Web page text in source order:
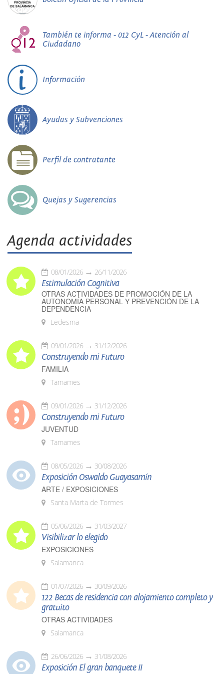
También te informa - 012 CyL - Atención al
Ciudadano
Información
Ayudas y Subvenciones
Perfil de contratante
Quejas y Sugerencias
Agenda actividades
08/01/2026 26/11/2026
Estimulación Cognitiva
OTRAS ACTIVIDADES DE PROMOCIÓN DE LA
AUTONOMÍA PERSONAL Y PREVENCIÓN DE LA
DEPENDENCIA
Ledesma
09/01/2026 31/12/2026
Construyendo mi Futuro
FAMILIA
Tamames
09/01/2026 31/12/2026
Construyendo mi Futuro
JUVENTUD
Tamames
08/05/2026 30/08/2026
Exposición Oswaldo Guayasamín
ARTE / EXPOSICIONES
Santa Marta de Tormes
05/06/2026 31/03/2027
Visibilizar lo elegido
EXPOSICIONES
Salamanca
01/07/2026 30/09/2026
122 Becas de residencia con alojamiento completo y
gratuito
OTRAS ACTIVIDADES
Salamanca
26/06/2026 31/08/2026
Exposición El gran banquete II